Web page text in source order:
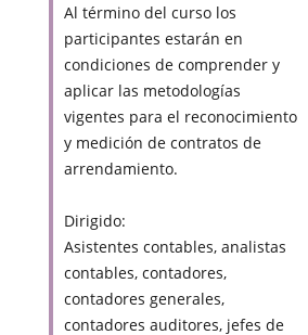
Al término del curso los
participantes estarán en
condiciones de comprender y
aplicar las metodologías
vigentes para el reconocimiento
y medición de contratos de
arrendamiento.
Dirigido:
Asistentes contables, analistas
contables, contadores,
contadores generales,
contadores auditores, jefes de